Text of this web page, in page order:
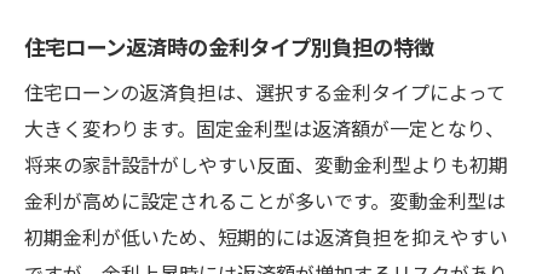
住宅ローン返済時の金利タイプ別負担の特徴
住宅ローンの返済負担は、選択する金利タイプによって
大きく変わります。固定金利型は返済額が一定となり、
将来の家計設計がしやすい反面、変動金利型よりも初期
金利が高めに設定されることが多いです。変動金利型は
初期金利が低いため、短期的には返済負担を抑えやすい